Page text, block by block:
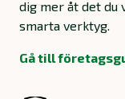
dig mer åt det du
smarta verktyg.
Gå till